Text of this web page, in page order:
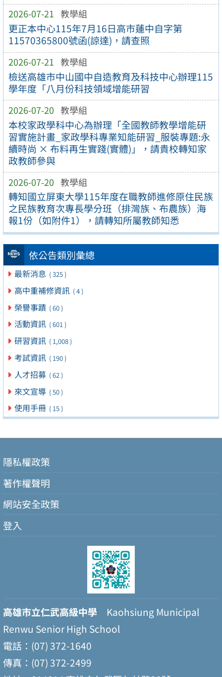
2026-07-21 教學組
更正本中心115年7月16日高市蓮中自字第
11570365800號函(諒達)，請查照
2026-07-21 教學組
檢送高雄市中山國中自造教育及科技中心辦理115
學年度「八月份科技領域增能研習
2026-07-20 教學組
本校家政學科中心為辦理「全國教師教學增能研
習實施計畫_家政學科專業知能研習_服裝專題:永
續時尚 × 布料再生實踐(實體)」，請貴校轉知家
政教師參與
2026-07-20 教學組
轉知國立屏東大學115年度在職教師進修原住民族
之民族教育次專長學分班（排灣族、布農族）海
報1份（如附件1），請轉知所屬教師知悉
依公告類別彙總
最新消息 ( 325 )
高中重補修資訊 ( 4 )
榮譽事蹟 ( 60 )
活動資訊 ( 601 )
研習資訊 ( 1,008 )
考試資訊 ( 190 )
人才招募 ( 62 )
來文宣導 ( 50 )
使用手冊 ( 15 )
隱私權政策
著作權聲明
網站安全政策
登入
高雄市立仁武高級中學 Kaohsiung Municipal
Renwu Senior High School
電話：(07) 372-1640
傳真：(07) 372-2499